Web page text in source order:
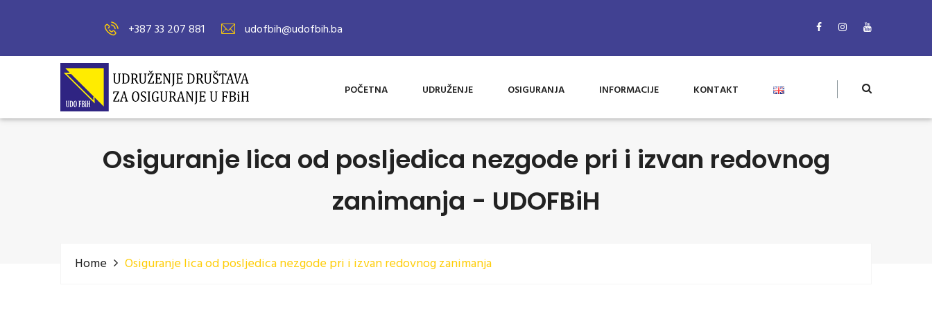
+387 33 207 881 udofbih@udofbih.ba
POČETNA UDRUŽENJE OSIGURANJA INFORMACIJE KONTAKT
Osiguranje lica od posljedica nezgode pri i izvan redovnog
zanimanja - UDOFBiH
Home Osiguranje lica od posljedica nezgode pri i izvan redovnog zanimanja